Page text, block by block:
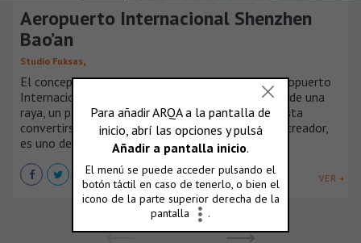
Aeropuerto Internacional Shenzhen
Bao’an
Studio Fuksas,
El concepto del proyecto de la Terminal 3 del Aeropuerto
Internacional de Shenzen Bao'an evoca la imagen de una
raya, un pez que respira y que cambia su forma hasta
convertirse en un pájaro. Massimiliano Fuksas, su creador,
es uno de los invitados a la BIA-AR 2018.
VER +